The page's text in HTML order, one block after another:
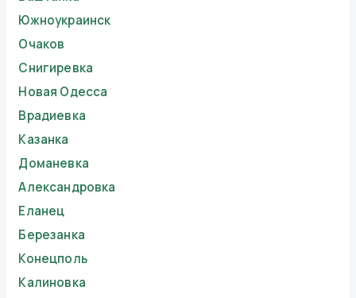
Южноукраинск
Очаков
Снигиревка
Новая Одесса
Врадиевка
Казанка
Доманевка
Александровка
Еланец
Березанка
Конецполь
Калиновка